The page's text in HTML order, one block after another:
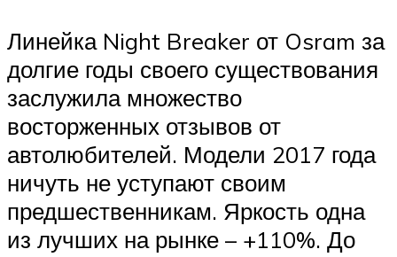
Линейка Night Breaker от Osram за
долгие годы своего существования
заслужила множество
восторженных отзывов от
автолюбителей. Модели 2017 года
ничуть не уступают своим
предшественникам. Яркость одна
из лучших на рынке – +110%. До